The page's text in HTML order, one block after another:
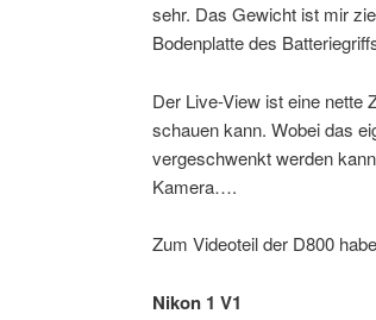
sehr. Das Gewicht ist mir
Bodenplatte des
Der Live-View ist eine nette
schauen kann. Wobei das
vergeschwenkt werden
Kamera….
Zum Videoteil der D800
Nikon 1 V1